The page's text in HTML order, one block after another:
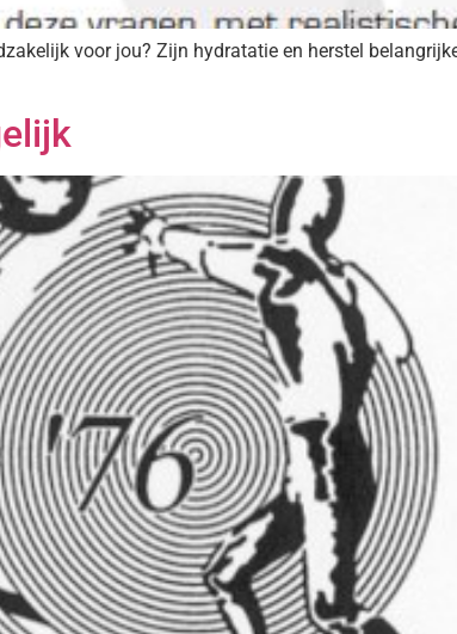
voor jou? Zijn hydratatie en herstel